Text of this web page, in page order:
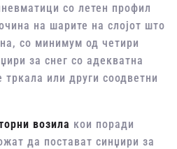
со летен профил
на шарите на слојот што
со минимум од четири
за снег со адекватна
тркала или други соодветни
возила кои поради
да постават синџири за